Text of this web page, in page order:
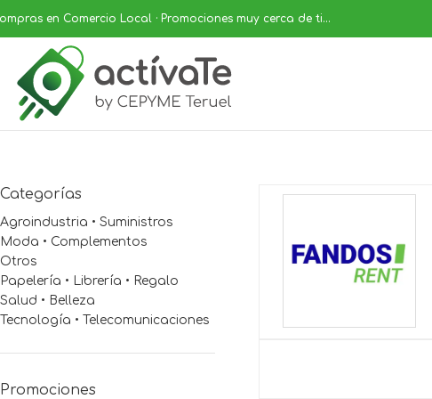
en Comercio Local · Promociones muy cerca de ti...
Categorías
Agroindustria • Suministros
Moda • Complementos
Otros
Papelería • Librería • Regalo
Salud • Belleza
Tecnología • Telecomunicaciones
Promociones